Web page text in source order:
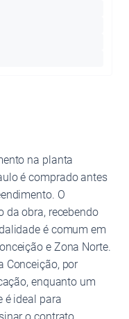
na planta
é comprado antes
O
da obra, recebendo
é comum em
e Zona Norte.
Conceição, por
enquanto um
é ideal para